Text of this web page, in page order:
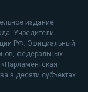
издание
Учредители
РФ. Официальный
федеральных
в десяти субъектах